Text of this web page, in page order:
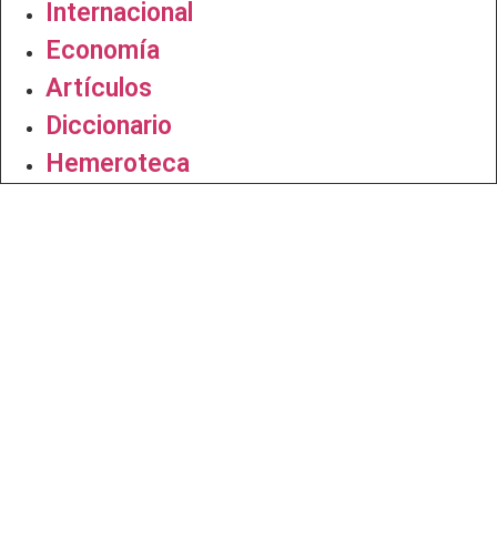
Internacional
Economía
Artículos
Diccionario
Hemeroteca